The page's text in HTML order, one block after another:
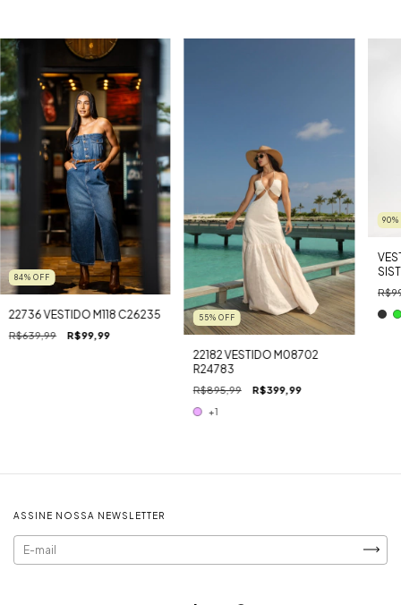
84% OFF
22736 VESTIDO M118 C26235
R$639,99 R$99,99
55% OFF
22182 VESTIDO M08702
R24783
R$895,99 R$399,99
+1
90%
ASSINE NOSSA NEWSLETTER